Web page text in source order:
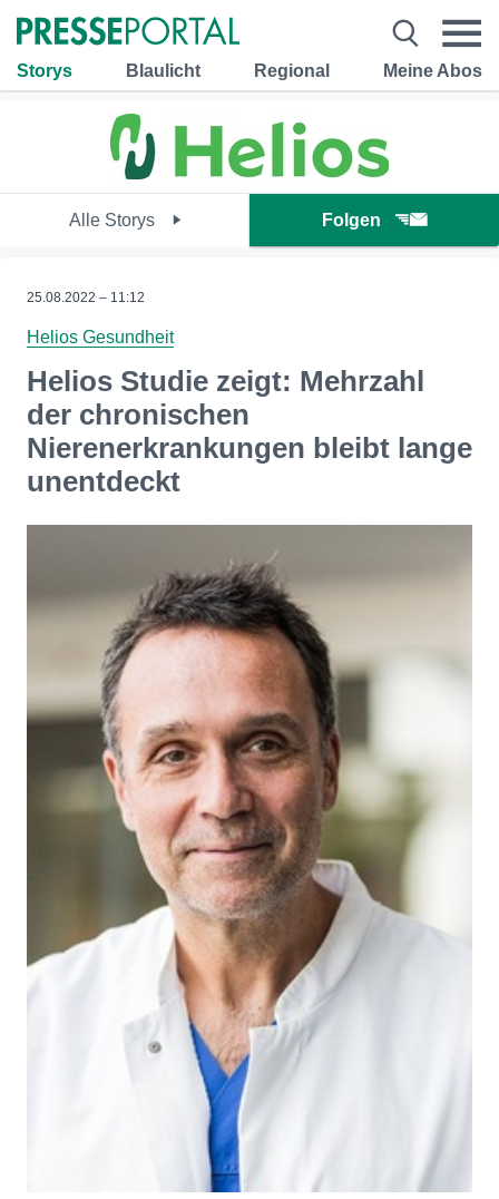
Storys Blaulicht Regional Meine Abos
Alle Storys Folgen
25.08.2022 – 11:12
Helios Gesundheit
Helios Studie zeigt: Mehrzahl
der chronischen
Nierenerkrankungen bleibt lange
unentdeckt